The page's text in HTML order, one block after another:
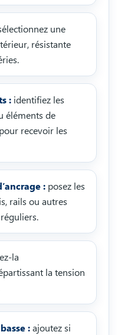
une
résistante
: identifiez les
éléments de
recevoir les
: posez les
rails ou autres
la
la tension
:ajoutez si